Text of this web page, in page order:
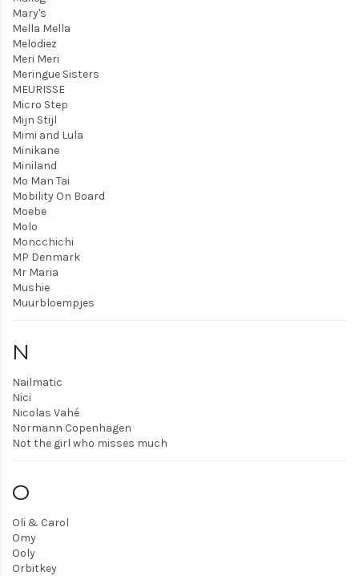
Mary's
Mella Mella
Melodiez
Meri Meri
Meringue Sisters
MEURISSE
Micro Step
Mijn Stijl
Mimi and Lula
Minikane
Miniland
Mo Man Tai
Mobility On Board
Moebe
Molo
Moncchichi
MP Denmark
Mr Maria
Mushie
Muurbloempjes
N
Nailmatic
Nici
Nicolas Vahé
Normann Copenhagen
Not the girl who misses much
O
Oli & Carol
Omy
Ooly
Orbitkey